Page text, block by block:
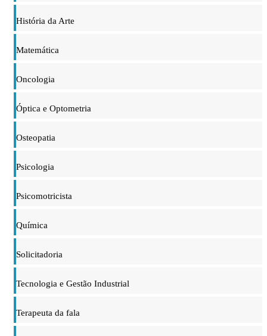
História da Arte
Matemática
Oncologia
Óptica e Optometria
Osteopatia
Psicologia
Psicomotricista
Química
Solicitadoria
Tecnologia e Gestão Industrial
Terapeuta da fala